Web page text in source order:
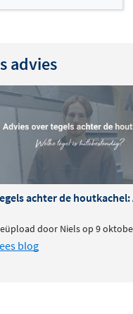
advies
achter de
door Niels op 9
blog